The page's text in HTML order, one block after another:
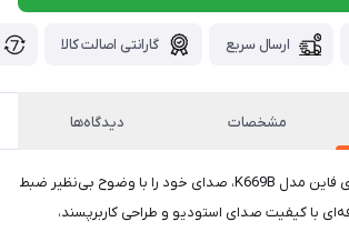
ارسال سریع گارانتی اصالت کالا
مشخصات دیدگاه‌ها
با میکروفن کندانسر فای فاین مدل K669B، صدای خود را با وضوح بی‌نظیر ضبط
با کیفیت صدای استودیو و طراحی کاربرپسند،